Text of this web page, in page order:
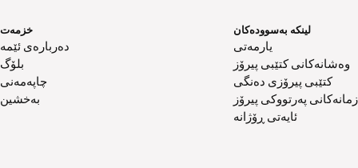
خزمەت
دەربارەی ئێمە
بلۆگ
چاپەمەنی
بەخشین
لینکە بەسوودەکان
یارمەتی
وەشانەکانی کتێبی پیرۆز
کتێبی پیرۆزی دەنگی
زمانەکانی پەرتووکی پیرۆز
ئایەتی ڕۆژانە